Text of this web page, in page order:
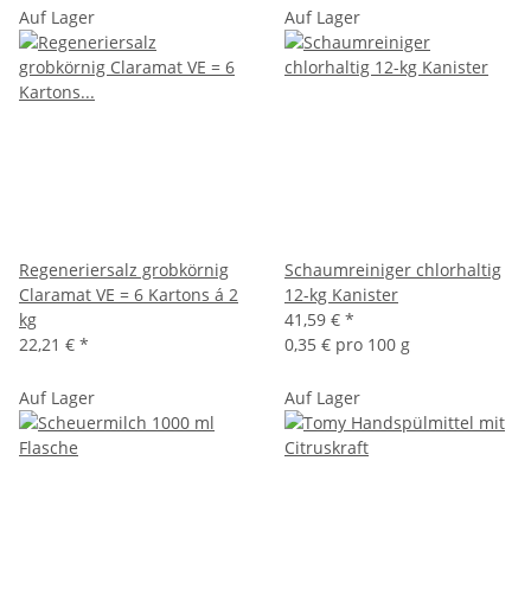
Auf Lager
Regeneriersalz grobkörnig
Claramat VE = 6 Kartons á 2
kg
22,21 € *
Auf Lager
Schaumreiniger chlorhaltig
12-kg Kanister
41,59 € *
0,35 € pro 100 g
Auf Lager Auf Lager